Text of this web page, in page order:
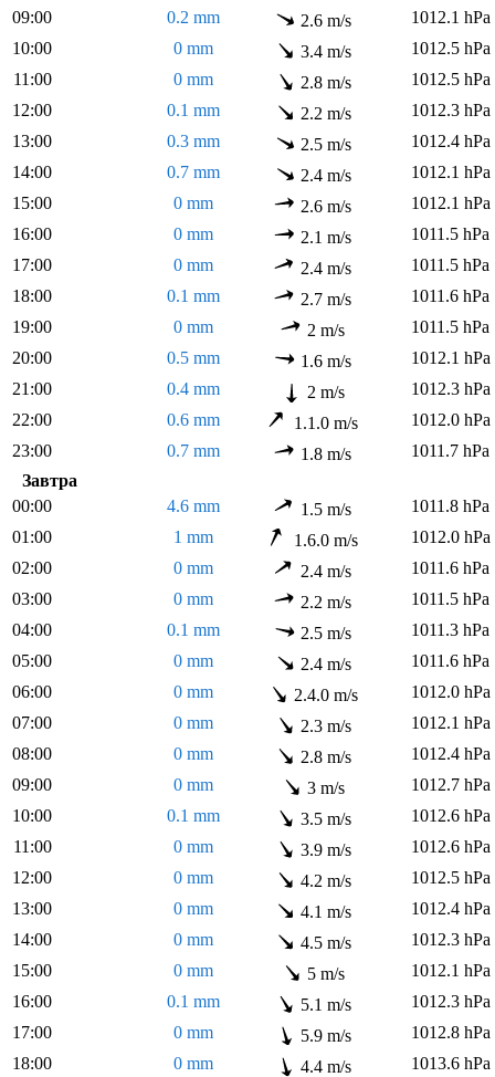
09:00
0.2 mm 2.6 m/s
1012.1 hPa
10:00
0 mm 3.4 m/s
1012.5 hPa
11:00
0 mm 2.8 m/s
1012.5 hPa
12:00
0.1 mm 2.2 m/s
1012.3 hPa
13:00
0.3 mm 2.5 m/s
1012.4 hPa
14:00
0.7 mm 2.4 m/s
1012.1 hPa
15:00
0 mm 2.6 m/s
1012.1 hPa
16:00
0 mm 2.1 m/s
1011.5 hPa
17:00
0 mm 2.4 m/s
1011.5 hPa
18:00
0.1 mm 2.7 m/s
1011.6 hPa
19:00
0 mm 2 m/s
1011.5 hPa
20:00
0.5 mm 1.6 m/s
1012.1 hPa
21:00
0.4 mm 2 m/s
1012.3 hPa
22:00
0.6 mm 1.1.0 m/s
1012.0 hPa
23:00
0.7 mm 1.8 m/s
1011.7 hPa
Завтра
00:00
4.6 mm 1.5 m/s
1011.8 hPa
01:00
1 mm 1.6.0 m/s
1012.0 hPa
02:00
0 mm 2.4 m/s
1011.6 hPa
03:00
0 mm 2.2 m/s
1011.5 hPa
04:00
0.1 mm 2.5 m/s
1011.3 hPa
05:00
0 mm 2.4 m/s
1011.6 hPa
06:00
0 mm 2.4.0 m/s
1012.0 hPa
07:00
0 mm 2.3 m/s
1012.1 hPa
08:00
0 mm 2.8 m/s
1012.4 hPa
09:00
0 mm 3 m/s
1012.7 hPa
10:00
0.1 mm 3.5 m/s
1012.6 hPa
11:00
0 mm 3.9 m/s
1012.6 hPa
12:00
0 mm 4.2 m/s
1012.5 hPa
13:00
0 mm 4.1 m/s
1012.4 hPa
14:00
0 mm 4.5 m/s
1012.3 hPa
15:00
0 mm 5 m/s
1012.1 hPa
16:00
0.1 mm 5.1 m/s
1012.3 hPa
17:00
0 mm 5.9 m/s
1012.8 hPa
18:00
0 mm 4.4 m/s
1013.6 hPa